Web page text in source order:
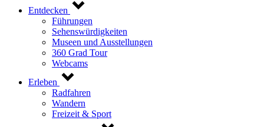
Entdecken
Führungen
Sehenswürdigkeiten
Museen und Ausstellungen
360 Grad Tour
Webcams
Erleben
Radfahren
Wandern
Freizeit & Sport